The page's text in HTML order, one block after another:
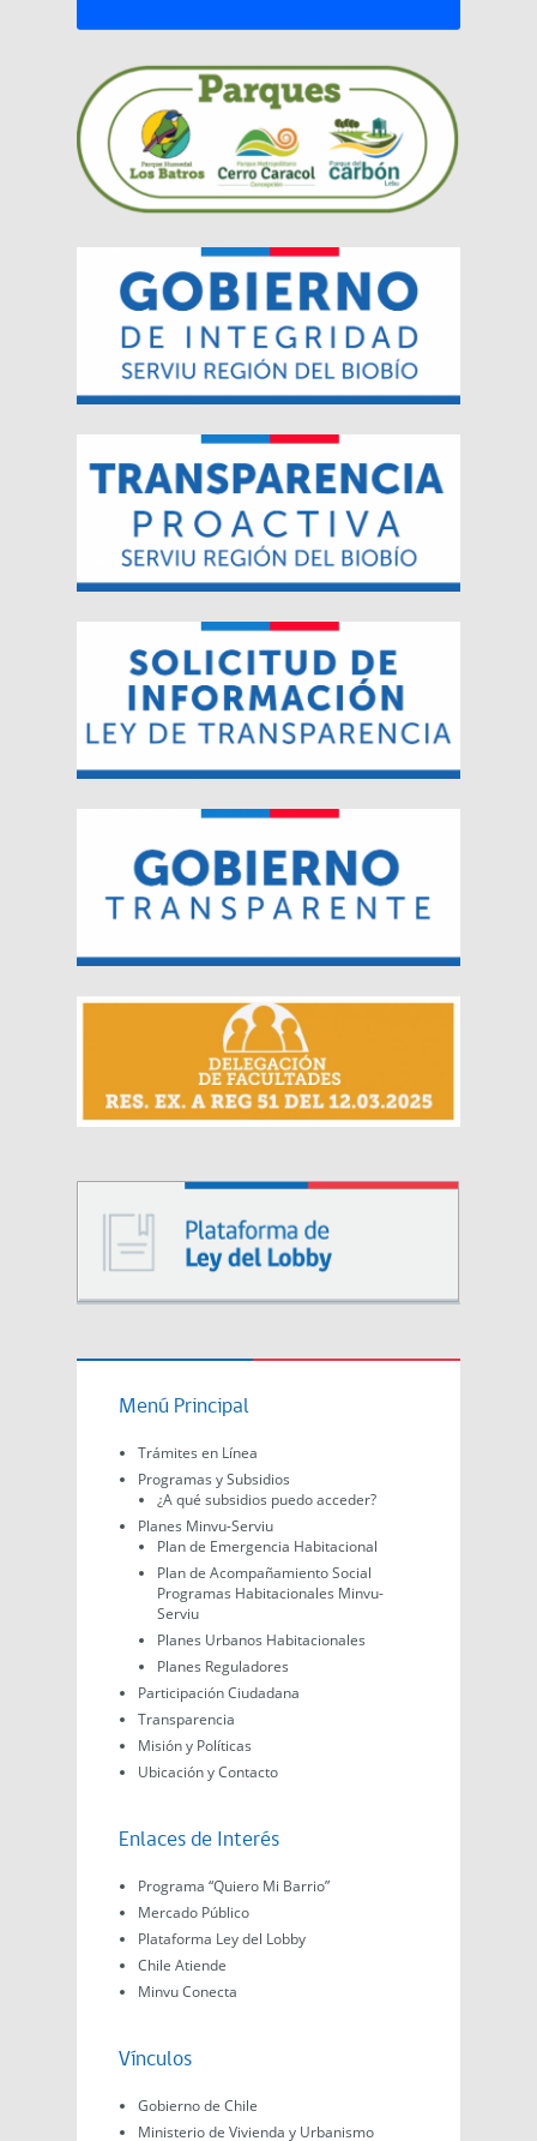
Menú Principal
Trámites en Línea
Programas y Subsidios
¿A qué subsidios puedo acceder?
Planes Minvu-Serviu
Plan de Emergencia Habitacional
Plan de Acompañamiento Social
Programas Habitacionales Minvu-
Serviu
Planes Urbanos Habitacionales
Planes Reguladores
Participación Ciudadana
Transparencia
Misión y Políticas
Ubicación y Contacto
Enlaces de Interés
Programa “Quiero Mi Barrio”
Mercado Público
Plataforma Ley del Lobby
Chile Atiende
Minvu Conecta
Vínculos
Gobierno de Chile
Ministerio de Vivienda y Urbanismo